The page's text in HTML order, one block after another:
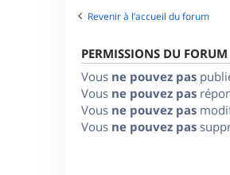
Revenir à l’accueil du forum
PERMISSIONS DU FORUM
Vous ne pouvez pas
Vous ne pouvez pas
Vous ne pouvez pas
Vous ne pouvez pas